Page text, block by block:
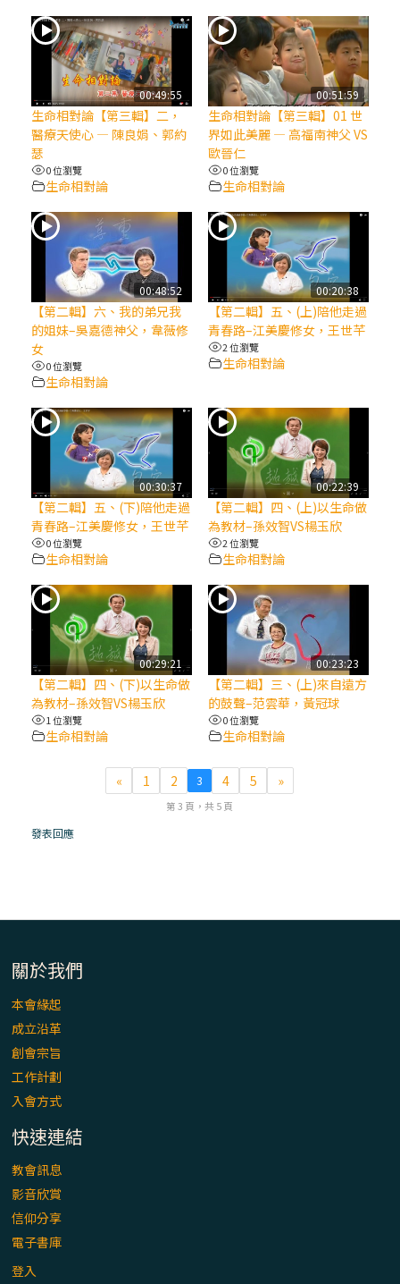
越的智慧】：聖方濟的靈修，「不占為己
有」
【信仰之旅】第八集：「耶穌為什麼降生到
人世」—高樂祈修女
2025/10/10【萬物讚頌頌歌 – 太陽與生態音
樂會】紀念聖方濟與已逝教宗方濟各（中）
2025/10/10【萬物讚頌頌歌 – 太陽與生態音
樂會】紀念聖方濟與已逝教宗方濟各（下）
2025/10/10【萬物讚頌頌歌 – 太陽與生態音
樂會】紀念聖方濟與已逝教宗方濟各（上）
(9完結)黃敏正主教帶你做【將臨期避靜】—
(8)黃敏正主教帶你做【將臨期避靜】—耶穌
降生成人與人同在＝「厄瑪努爾」
(7)黃敏正主教帶你做【將臨期避靜】—耶穌
降生人間，需要人的「接納」
(6)黃敏正主教帶你做【將臨期避靜】—「馬
槽」═「謙卑」
(5)黃敏正主教帶你做【將臨期避靜】—「福
傳」：講耶穌的故事
(4)黃敏正主教帶你做【將臨期避靜】—匝凱
「想看」耶穌，耶穌「走近」匝凱
(3)黃敏正主教帶你做【將臨期避靜】—「轉
念」，吃苦如吃補
00:49:55
生命相對論【第三輯】二，
醫療天使心 — 陳良娟、郭約
瑟
0 位瀏覽
生命相對論
00:51:59
生命相對論【第三輯】01 世
界如此美麗 — 高福南神父 VS
歐晉仁
0 位瀏覽
生命相對論
00:48:52
【第二輯】六、我的弟兄我
的姐妹–吳嘉德神父，韋薇修
女
0 位瀏覽
生命相對論
00:20:38
【第二輯】五、(上)陪他走過
青春路–江美慶修女，王世芊
2 位瀏覽
生命相對論
00:30:37
【第二輯】五、(下)陪他走過
青春路–江美慶修女，王世芊
0 位瀏覽
生命相對論
00:22:39
【第二輯】四、(上)以生命做
為教材–孫效智VS楊玉欣
2 位瀏覽
生命相對論
00:29:21
【第二輯】四、(下)以生命做
為教材–孫效智VS楊玉欣
1 位瀏覽
生命相對論
00:23:23
【第二輯】三、(上)來自遠方
的鼓聲–范雲華，黃冠球
0 位瀏覽
生命相對論
« 1 2 3 4 5 »
第 3 頁，共 5 頁
發表回應
關於我們
本會緣起
成立沿革
創會宗旨
工作計劃
入會方式
快速連結
教會訊息
影音欣賞
信仰分享
電子書庫
登入